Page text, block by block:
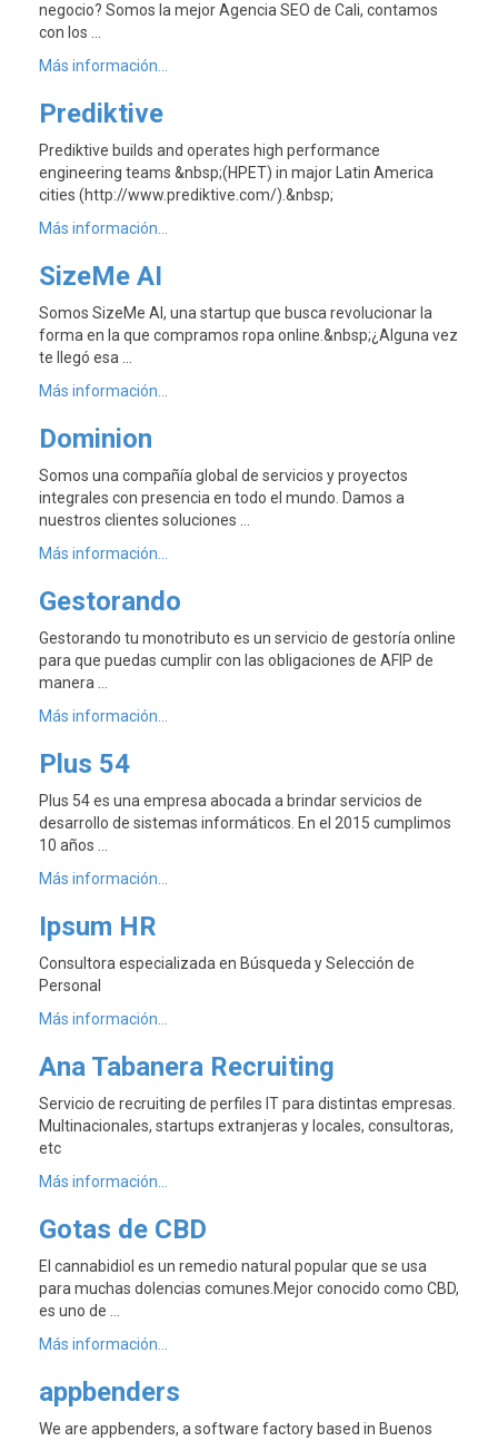
negocio? Somos la mejor Agencia SEO de Cali, contamos
con los …
Más información...
Prediktive
Prediktive builds and operates high performance
engineering teams &nbsp;(HPET) in major Latin America
cities (http://www.prediktive.com/).&nbsp;
Más información...
SizeMe AI
Somos SizeMe AI, una startup que busca revolucionar la
forma en la que compramos ropa online.&nbsp;¿Alguna vez
te llegó esa …
Más información...
Dominion
Somos una compañía global de servicios y proyectos
integrales con presencia en todo el mundo. Damos a
nuestros clientes soluciones …
Más información...
Gestorando
Gestorando tu monotributo es un servicio de gestoría online
para que puedas cumplir con las obligaciones de AFIP de
manera …
Más información...
Plus 54
Plus 54 es una empresa abocada a brindar servicios de
desarrollo de sistemas informáticos. En el 2015 cumplimos
10 años …
Más información...
Ipsum HR
Consultora especializada en Búsqueda y Selección de
Personal
Más información...
Ana Tabanera Recruiting
Servicio de recruiting de perfiles IT para distintas empresas.
Multinacionales, startups extranjeras y locales, consultoras,
etc
Más información...
Gotas de CBD
El cannabidiol es un remedio natural popular que se usa
para muchas dolencias comunes.Mejor conocido como CBD,
es uno de …
Más información...
appbenders
We are appbenders, a software factory based in Buenos